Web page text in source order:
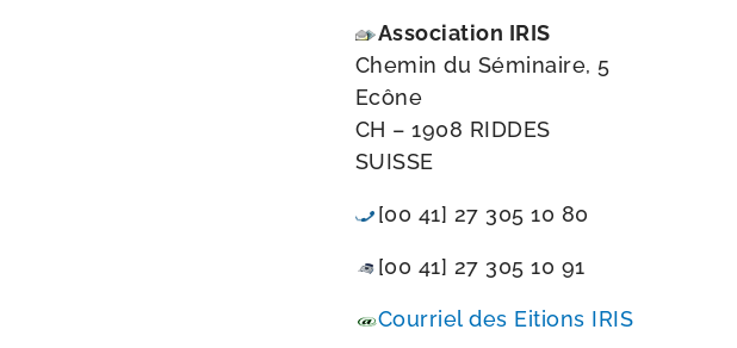
Association IRIS
Chemin du Séminaire, 5
Ecône
CH – 1908 RIDDES
SUISSE
[00 41] 27 305 10 80
[00 41] 27 305 10 91
Courriel des Eitions IRIS